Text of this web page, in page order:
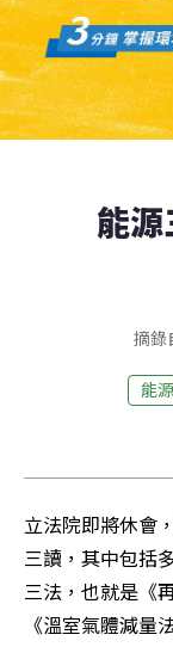
能
摘錄
能
立法院即將休會
三讀，其中包括
三法，也就是《
《溫室氣體減量